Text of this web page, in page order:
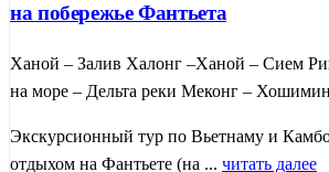
на побережье Фантьета
Ханой – Залив Халонг –Ханой – Сием
на море – Дельта реки Меконг – Хошимин
Экскурсионный тур по Вьетнаму и
отдыхом на Фантьете (на ... читать далее